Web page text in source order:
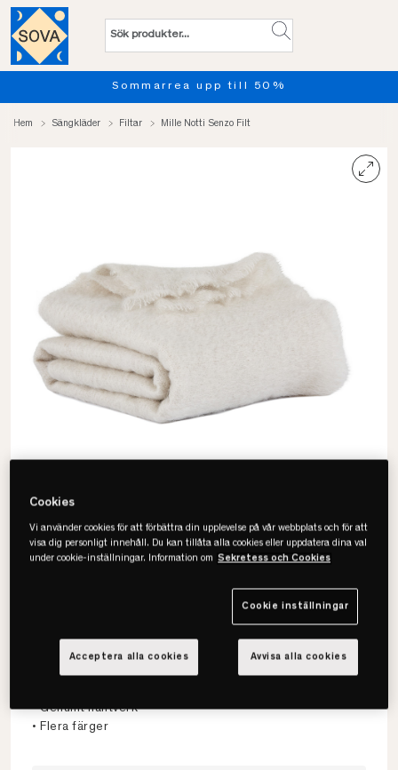
Sommarrea upp till 50%
Hem Sängkläder Filtar Mille Notti Senzo Filt
Mille Notti
Senzo Filt
• Genuint hantverk
• Flera färger
Cookies
Vi använder cookies för att förbättra din upplevelse på vår webbplats och för att
visa dig personligt innehåll. Du kan tillåta alla cookies eller uppdatera dina val
under cookie-inställningar. Information om Sekretess och Cookies
Cookie inställningar
Avvisa alla cookies
Acceptera alla cookies